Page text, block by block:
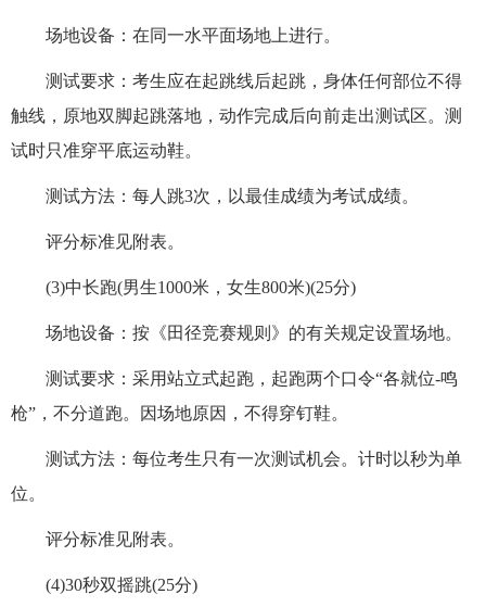
场地设备：在同一水平面场地上进行。
测试要求：考生应在起跳线后起跳，身体任何部位不得
触线，原地双脚起跳落地，动作完成后向前走出测试区。测
试时只准穿平底运动鞋。
测试方法：每人跳3次，以最佳成绩为考试成绩。
评分标准见附表。
(3)中长跑(男生1000米，女生800米)(25分)
场地设备：按《田径竞赛规则》的有关规定设置场地。
测试要求：采用站立式起跑，起跑两个口令“各就位-鸣
枪”，不分道跑。因场地原因，不得穿钉鞋。
测试方法：每位考生只有一次测试机会。计时以秒为单
位。
评分标准见附表。
(4)30秒双摇跳(25分)